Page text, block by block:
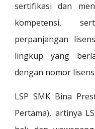
sertifikasi dan
kompetensi,
perpanjangan
lingkup yang
dengan nomor
LSP SMK Bina
Pertama), artinya